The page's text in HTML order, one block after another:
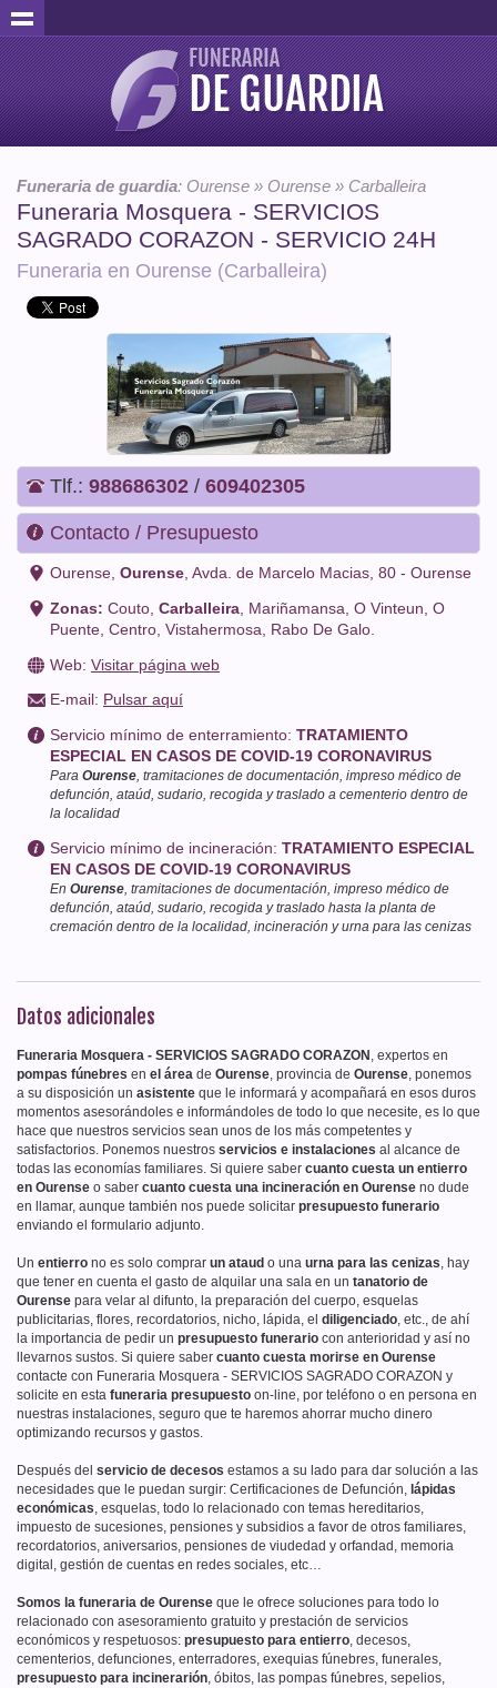
Funeraria de guardia: Ourense » Ourense » Carballeira
Funeraria Mosquera - SERVICIOS
SAGRADO CORAZON - SERVICIO 24H
Funeraria en Ourense (Carballeira)
Tlf.: 988686302 / 609402305
Contacto / Presupuesto
Ourense, Ourense, Avda. de Marcelo Macias, 80 - Ourense
Zonas: Couto, Carballeira, Mariñamansa, O Vinteun, O
Puente, Centro, Vistahermosa, Rabo De Galo.
Web: Visitar página web
E-mail: Pulsar aquí
Servicio mínimo de enterramiento: TRATAMIENTO
ESPECIAL EN CASOS DE COVID-19 CORONAVIRUS
Para Ourense, tramitaciones de documentación, impreso médico de
defunción, ataúd, sudario, recogida y traslado a cementerio dentro de
la localidad
Servicio mínimo de incineración: TRATAMIENTO ESPECIAL
EN CASOS DE COVID-19 CORONAVIRUS
En Ourense, tramitaciones de documentación, impreso médico de
defunción, ataúd, sudario, recogida y traslado hasta la planta de
cremación dentro de la localidad, incineración y urna para las cenizas
Datos adicionales
Funeraria Mosquera - SERVICIOS SAGRADO CORAZON , expertos en
pompas fúnebres en el área de Ourense, provincia de Ourense, ponemos
a su disposición un asistente que le informará y acompañará en esos duros
momentos asesorándoles e informándoles de todo lo que necesite, es lo que
hace que nuestros servicios sean unos de los más competentes y
satisfactorios. Ponemos nuestros servicios e instalaciones al alcance de
todas las economías familiares. Si quiere saber cuanto cuesta un entierro
en Ourense o saber cuanto cuesta una incineración en Ourense no dude
en llamar, aunque también nos puede solicitar presupuesto funerario
enviando el formulario adjunto.
Un entierro no es solo comprar un ataud o una urna para las cenizas, hay
que tener en cuenta el gasto de alquilar una sala en un tanatorio de
Ourense para velar al difunto, la preparación del cuerpo, esquelas
publicitarias, flores, recordatorios, nicho, lápida, el diligenciado, etc., de ahí
la importancia de pedir un presupuesto funerario con anterioridad y así no
llevarnos sustos. Si quiere saber cuanto cuesta morirse en Ourense
contacte con Funeraria Mosquera - SERVICIOS SAGRADO CORAZON y
solicite en esta funeraria presupuesto on-line, por teléfono o en persona en
nuestras instalaciones, seguro que te haremos ahorrar mucho dinero
optimizando recursos y gastos.
Después del servicio de decesos estamos a su lado para dar solución a las
necesidades que le puedan surgir: Certificaciones de Defunción, lápidas
económicas, esquelas, todo lo relacionado con temas hereditarios,
impuesto de sucesiones, pensiones y subsidios a favor de otros familiares,
recordatorios, aniversarios, pensiones de viudedad y orfandad, memoria
digital, gestión de cuentas en redes sociales, etc…
Somos la funeraria de Ourense que le ofrece soluciones para todo lo
relacionado con asesoramiento gratuito y prestación de servicios
económicos y respetuosos: presupuesto para entierro, decesos,
cementerios, defunciones, enterradores, exequias fúnebres, funerales,
presupuesto para incinerarión, óbitos, las pompas fúnebres, sepelios,